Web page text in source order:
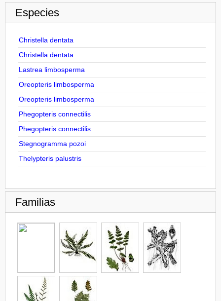
Especies
Christella dentata
Christella dentata
Lastrea limbosperma
Oreopteris limbosperma
Oreopteris limbosperma
Phegopteris connectilis
Phegopteris connectilis
Stegnogramma pozoi
Thelypteris palustris
Familias